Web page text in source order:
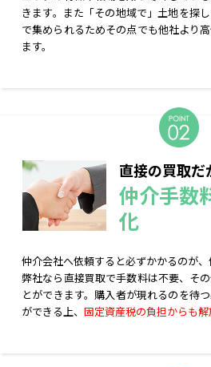
きます。また「その地域で」土地を探
で集められるためその点でも他社より
ます。
直接の買取だ
仲介手数
化
仲介会社へ依頼すると必ずかかるのが、
弊社なら直接買取で手数料は不要、そ
とができます。購入者が現れるのを待
ができる上、 固定資産税の負担からも解